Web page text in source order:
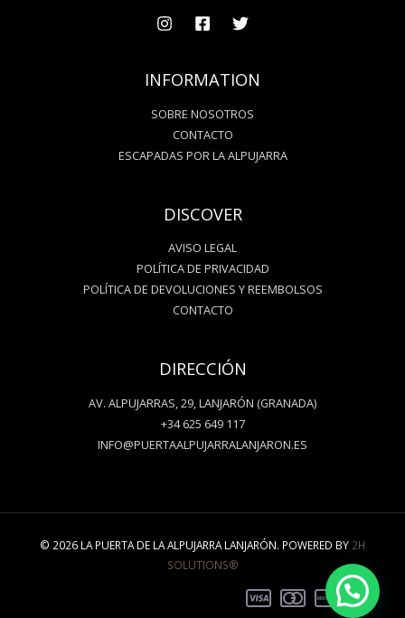
INFORMATION
SOBRE NOSOTROS
CONTACTO
ESCAPADAS POR LA ALPUJARRA
DISCOVER
AVISO LEGAL
POLÍTICA DE PRIVACIDAD
POLÍTICA DE DEVOLUCIONES Y REEMBOLSOS
CONTACTO
DIRECCIÓN
AV. ALPUJARRAS, 29, LANJARÓN (GRANADA)
+34 625 649 117
INFO@PUERTAALPUJARRALANJARON.ES
© 2026 LA PUERTA DE LA ALPUJARRA LANJARÓN. POWERED BY 2H
SOLUTIONS®